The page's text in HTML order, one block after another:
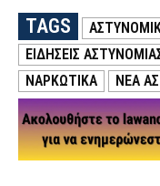
TAGS
ΕΙΔΗΣΕΙΣ
ΝΑΡΚΩΤΙΚΑ
ΝΕΑ